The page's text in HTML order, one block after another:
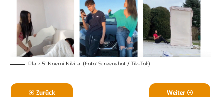
Platz 5: Noemi Nikita. (Foto: Screenshot / Tik-Tok)
Zurück Weiter